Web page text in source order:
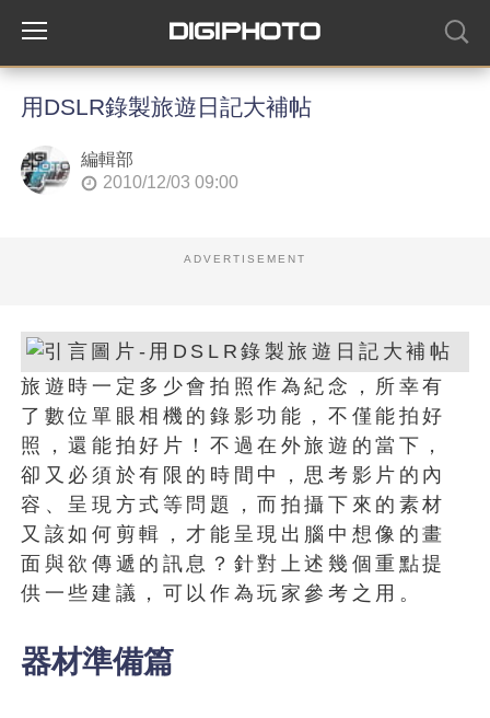
用DSLR錄製旅遊日記大補帖
編輯部
2010/12/03 09:00
ADVERTISEMENT
旅遊時一定多少會拍照作為紀念，所幸有
了數位單眼相機的錄影功能，不僅能拍好
照，還能拍好片！不過在外旅遊的當下，
卻又必須於有限的時間中，思考影片的內
容、呈現方式等問題，而拍攝下來的素材
又該如何剪輯，才能呈現出腦中想像的畫
面與欲傳遞的訊息？針對上述幾個重點提
供一些建議，可以作為玩家參考之用。
器材準備篇